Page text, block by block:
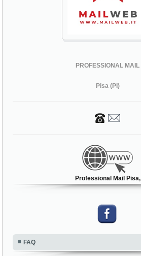
PROFESSIONAL MAIL
Pisa (PI)
Professional Mail Pisa,
FAQ